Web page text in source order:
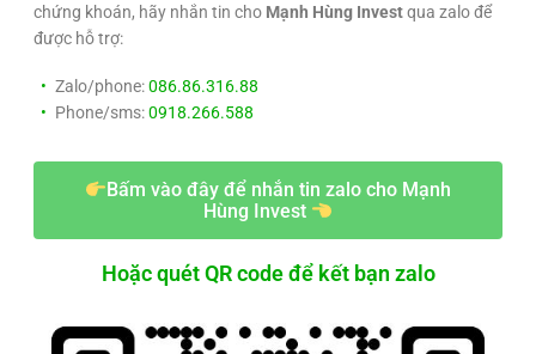
chứng khoán, hãy nhắn tin cho Mạnh Hùng Investqua zalo để
được hỗ trợ:
Zalo/phone:086.86.316.88
Phone/sms:0918.266.588
Bấm vào đây để nhắn tin zalo cho Mạnh
Hùng Invest
Hoặc quét QR code để kết bạn zalo